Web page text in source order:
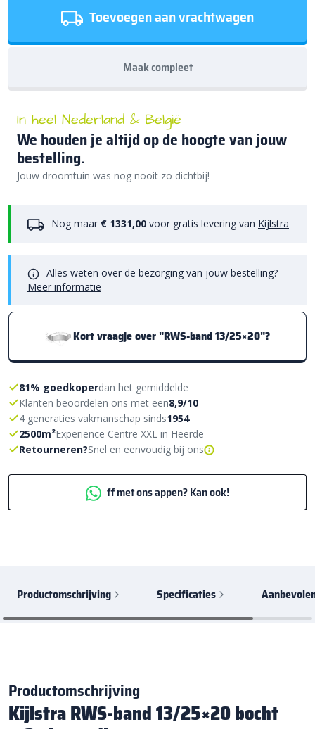
Toevoegen aan vrachtwagen
Maak compleet
In heel Nederland & België
We houden je altijd op de hoogte van jouw
bestelling.
Jouw droomtuin was nog nooit zo dichtbij!
Nog maar € 1331,00 voor gratis levering van Kijlstra
Alles weten over de bezorging van jouw bestelling?
Meer informatie
Kort vraagje over "RWS-band 13/25×20"?
81% goedkoperdan het gemiddelde
Klanten beoordelen ons met een8,9/10
4 generaties vakmanschap sinds1954
2500m²Experience Centre XXL in Heerde
Retourneren?Snel en eenvoudig bij ons
ff met ons appen? Kan ook!
Productomschrijving Specificaties
Productomschrijving
Kijlstra RWS-band 13/25×20 bocht